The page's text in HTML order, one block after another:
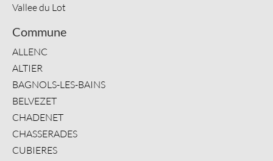
Vallee du Lot
Commune
ALLENC
ALTIER
BAGNOLS-LES-BAINS
BELVEZET
CHADENET
CHASSERADES
CUBIERES